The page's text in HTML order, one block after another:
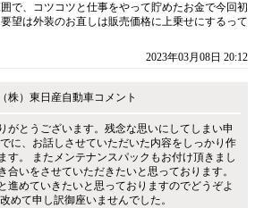
で、コツコツと仕事をやって貯めたお金で今回初
望は外装のお直しは販売価格に上乗せにするって
2023年03月08日 20:12
）東日産自動車コメント
がとうございます。残念な思いにしてしまい申
に、お話しさせていただいた内容をしっかり作
す。 またメンテナンスパックもお付け頂きまし
合いをさせていただきたいと思っております。
進めていきたいと思っておりますのでどうぞよ
めて申し訳御座いませんでした。